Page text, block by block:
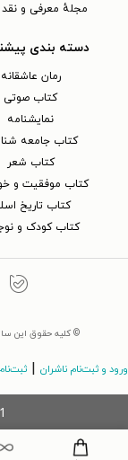
مجلهٔ معرفی و
دسته بندی
رمان عاشقانه
کتاب‌ صوتی
نمایشنامه
کتاب جامعه
کتاب شعر
کتاب موفقیت و
کتاب تاریخ
کتاب کودک و
© کلیه حقوق این
ورود و ثبت‌نام ناشران